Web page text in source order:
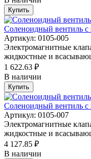
Купить
Соленоидный вентиль
Артикул: 0105-005
Электромагнитные
жидкостные и
1 622.63 ₽
В наличии
Купить
Соленоидный вентиль
Артикул: 0105-007
Электромагнитные
жидкостные и
4 127.85 ₽
В наличии